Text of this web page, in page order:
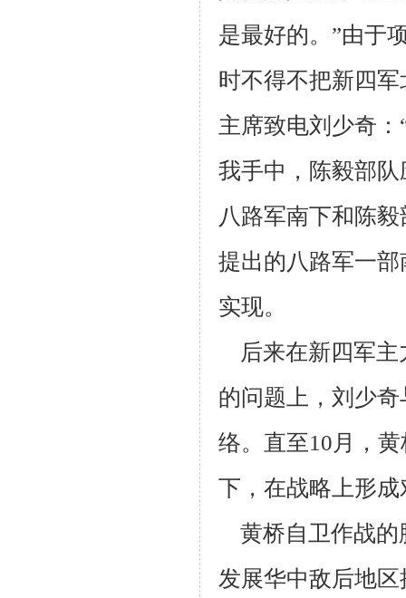
是最好的。”由于
时不得不把新四
主席致电刘少奇：
我手中，陈毅部队
八路军南下和陈
提出的八路军一
实现。
后来在新四军主
的问题上，刘少
络。直至10月，
下，在战略上形
黄桥自卫作战的
发展华中敌后地